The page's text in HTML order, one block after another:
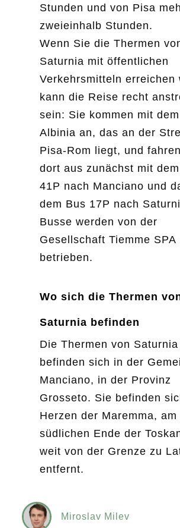
Stunden und von Pisa
zweieinhalb Stunden.
Wenn Sie die Thermen
Saturnia mit öffentlichen
Verkehrsmitteln erreichen
kann die Reise recht
sein: Sie kommen mit
Albinia an, das an der
Pisa-Rom liegt, und
dort aus zunächst mit
41P nach Manciano und
dem Bus 17P nach
Busse werden von der
Gesellschaft Tiemme SPA
betrieben.
Wo sich die Thermen
Saturnia befinden
Die Thermen von Saturnia
befinden sich in der
Manciano, in der Provinz
Grosseto. Sie befinden
Herzen der Maremma, am
südlichen Ende der
weit von der Grenze zu
entfernt.
Miroslav Milev